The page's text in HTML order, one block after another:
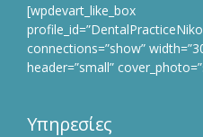
[wpdevart_like_box
connections=”show”
header=”small”
Υπηρεσίες